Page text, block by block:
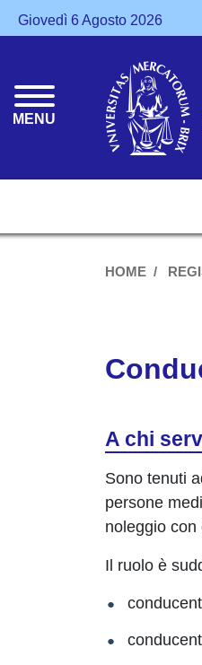
Giovedì 6 Agosto 2026
MENU
HOME
A chi
Sono tenuti
persone
noleggio con
Il ruolo è